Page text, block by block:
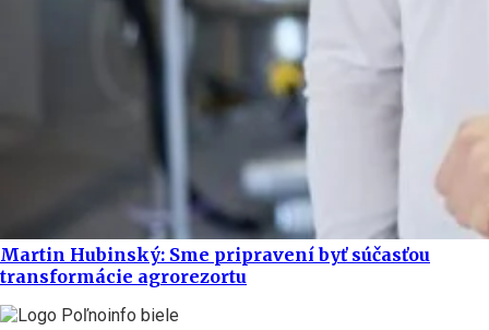
Martin Hubinský: Sme pripravení byť súčasťou
transformácie agrorezortu